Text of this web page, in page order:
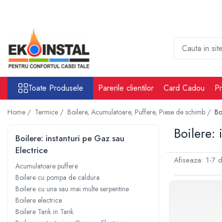
Toate Produsele
Cabina put rezervoare apa alimentare
apa
Rezervoare Stocare apa Valpurio
Camin pentru put de apa
Rezervoare de apă potabilă și
pluvială, bazine pentru stocare și
Sisteme-Rezervoare ioni argint
Accesorii cabine put rezervoare
Tratare apa
Accesorii Filtre apa
Accesorii Statii osmoza
Statii osmoza industriale
Toate Produsele Parerile clientilor Card Cadou
Home / Termice / Boilere, Acumulatoare, Puffere, Piese de schimb /
Boilere:
Boilere: instanturi pe Gaz sau
Electrice
Acumulatoare puffere
Boilere cu pompa de caldura
Boilere cu una sau mai multe serpentine
Boilere electrice
Boilere Tank in Tank
Afiseaza: 1-7